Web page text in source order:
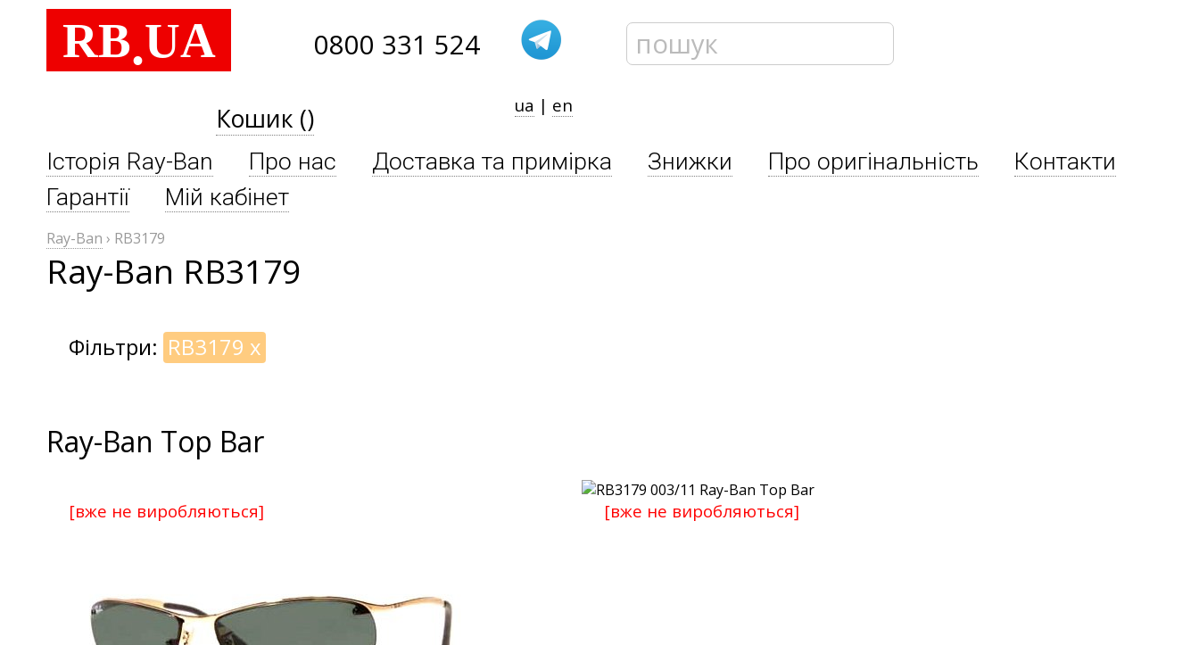
RB.UA 0800 331 524
Кошик () ua | en
Історія Ray-Ban Про нас Доставка та примірка Знижки Про оригінальність
Контакти
Гарантії
Мій кабінет
Ray-Ban › RB3179
Ray-Ban RB3179
Фільтри: RB3179 x
Ray-Ban Top Bar
[вже не виробляються] [вже не виробляються]